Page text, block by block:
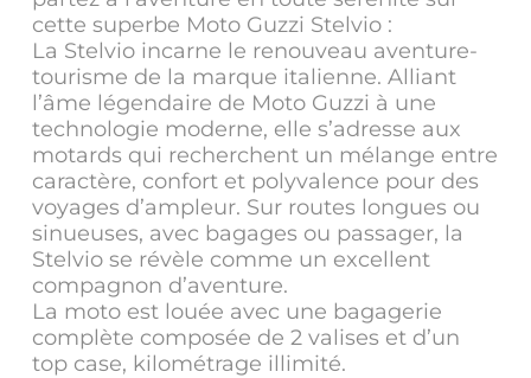
cette superbe Moto Guzzi Stelvio :
La Stelvio incarne le renouveau aventure-
tourisme de la marque italienne. Alliant
l’âme légendaire de Moto Guzzi à une
technologie moderne, elle s’adresse aux
motards qui recherchent un mélange entre
caractère, confort et polyvalence pour des
voyages d’ampleur. Sur routes longues ou
sinueuses, avec bagages ou passager, la
Stelvio se révèle comme un excellent
compagnon d’aventure.
La moto est louée avec une bagagerie
complète composée de 2 valises et d’un
top case, kilométrage illimité.